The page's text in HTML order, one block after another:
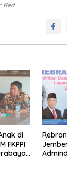
Red
di
FKPPI